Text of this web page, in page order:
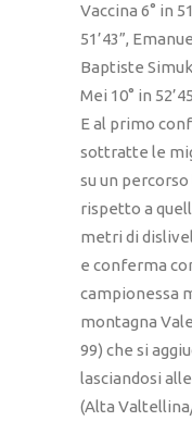
Vaccina 6° in
51’43”,
Baptiste
Mei 10° in
E al primo
sottratte le
su un
rispetto a
metri di
e conferma
campionessa
montagna
99) che si
lasciandosi
(Alta